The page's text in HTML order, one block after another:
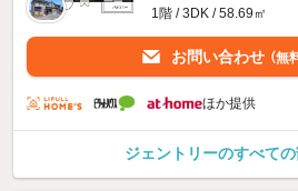
1階 / 3DK / 58.69㎡
お問い合わせ （無
ほか提供
ジェントリーのすべて